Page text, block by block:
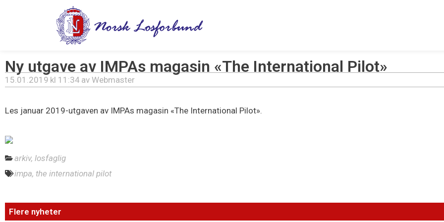
Ny utgave av IMPAs magasin «The International Pilot»
15.01.2019 kl 11:34 av Webmaster
Les januar 2019-utgaven av IMPAs magasin «The International Pilot».
arkiv, losfaglig
impa, the international pilot
Flere nyheter